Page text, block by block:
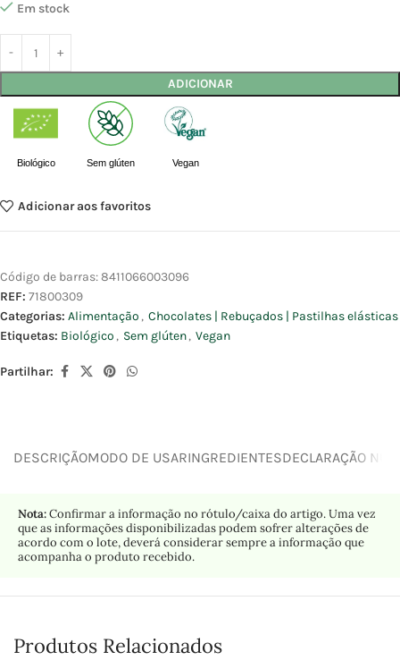
Em stock
ADICIONAR
Biológico Sem glúten Vegan
Adicionar aos favoritos
Código de barras:8411066003096
REF: 71800309
Categorias: Alimentação , Chocolates | Rebuçados | Pastilhas elásticas
Etiquetas: Biológico , Sem glúten, Vegan
Partilhar:
DESCRIÇÃOMODO DE USARINGREDIENTESDECLARAÇÃO
Nota:Confirmar a informação no rótulo/caixa do artigo. Uma vez
que as informações disponibilizadas podem sofrer alterações de
acordo com o lote, deverá considerar sempre a informação que
acompanha o produto recebido.
Produtos Relacionados